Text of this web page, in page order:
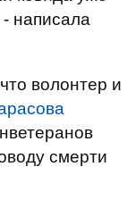
написала
волонтер и
смерти